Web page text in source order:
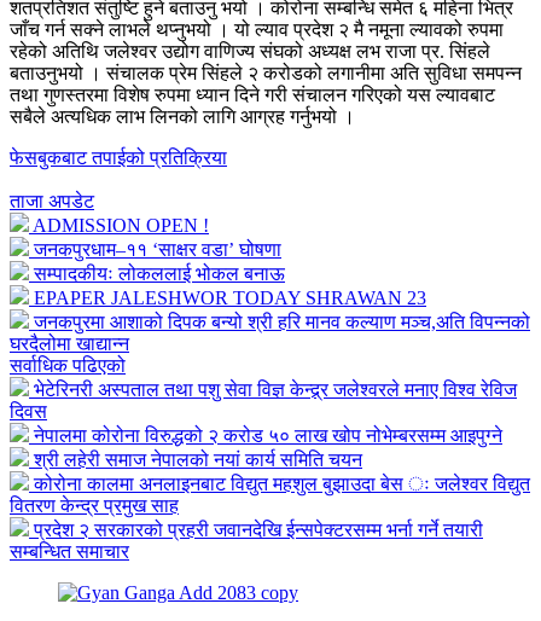
शतप्रतिशत संतुष्टि हुने बताउनु भयो । कोरोना सम्बन्धि समेत ६ महिना भित्र
जाँच गर्न सक्ने लाभले थप्नुभयो । यो ल्याव प्रदेश २ मै नमूना ल्यावको रुपमा
रहेको अतिथि जलेश्वर उद्योग वाणिज्य संघको अध्यक्ष लभ राजा प्र. सिंहले
बताउनुभयो । संचालक प्रेम सिंहले २ करोडको लगानीमा अति सुविधा समपन्न
तथा गुणस्तरमा विशेष रुपमा ध्यान दिने गरी संचालन गरिएको यस ल्यावबाट
सबैले अत्यधिक लाभ लिनको लागि आग्रह गर्नुभयो ।
फेसबुकबाट तपाईको प्रतिक्रिया
ताजा अपडेट
ADMISSION OPEN !
जनकपुरधाम–११ ‘साक्षर वडा’ घोषणा
सम्पादकीयः लोकललाई भोकल बनाऊ
EPAPER JALESHWOR TODAY SHRAWAN 23
जनकपुरमा आशाको दिपक बन्यो श्री हरि मानव कल्याण मञ्च,अति विपन्नको
घरदैलोमा खाद्यान्न
सर्वाधिक पढिएको
भेटेरिनरी अस्पताल तथा पशु सेवा विज्ञ केन्द्र्र जलेश्वरले मनाए विश्व रेविज
दिवस
नेपालमा कोरोना विरुद्धको २ करोड ५० लाख खोप नोभेम्बरसम्म आइपुग्ने
श्री लहेरी समाज नेपालको नयां कार्य समिति चयन
कोरोना कालमा अनलाइनबाट विद्युत महशुल बुझाउदा बेस ः जलेश्वर विद्युत
वितरण केन्द्र प्रमुख साह
प्रदेश २ सरकारको प्रहरी जवानदेखि ईन्सपेक्टरसम्म भर्ना गर्ने तयारी
सम्बन्धित समाचार